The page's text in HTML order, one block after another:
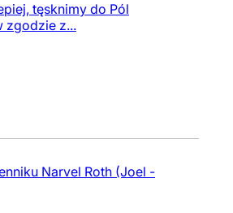
tęsknimy do Pól
zgodzie z...
Narvel Roth (Joel